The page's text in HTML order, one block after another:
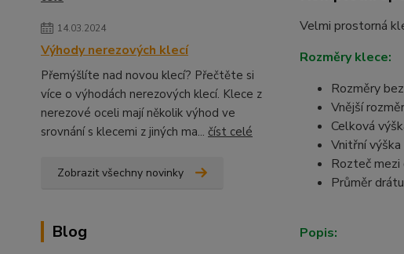
14.03.2024
Výhody nerezových klecí
Přemýšlíte nad novou klecí? Přečtěte si
více o výhodách nerezových klecí. Klece z
nerezové oceli mají několik výhod ve
srovnání s klecemi z jiných ma... číst celé
Zobrazit všechny novinky
Blog
Velmi prostorná
Rozměry klece:
Rozměry
Vnější
Celková
Vnitřní
Rozteč mezi
Průměr
Popis: